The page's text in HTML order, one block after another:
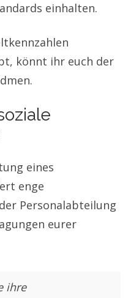
einhalten.
könnt ihr euch der
eines
enge
Personalabteilung
eurer
ihre